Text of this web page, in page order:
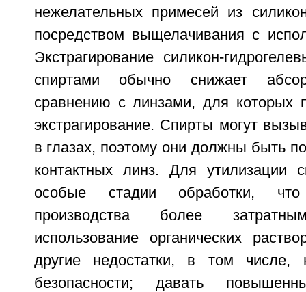
нежелательных примесей из
посредством выщелачивания с
Экстрагирование силикон-
спиртами обычно снижает
сравнению с линзами, для которых
экстрагирование. Спирты могут
в глазах, поэтому они должны быть
контактных линз. Для утилизации
особые стадии обработки,
производства более
использование органических
другие недостатки, в том числе,
безопасности; давать